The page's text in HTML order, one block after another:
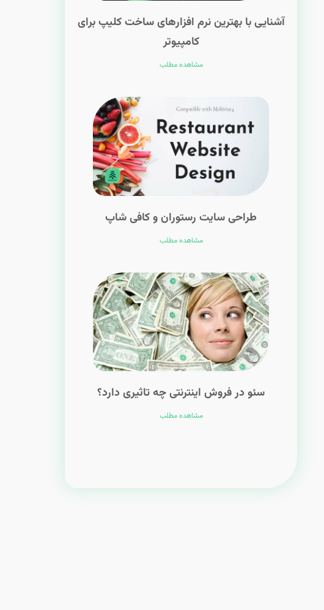
آشنایی با بهترین نرم افزارهای ساخت کلیپ برای
کامپیوتر
مشاهده مطلب
طراحی سایت رستوران و کافی شاپ
مشاهده مطلب
سئو در فروش اینترنتی چه تاثیری دارد؟
مشاهده مطلب